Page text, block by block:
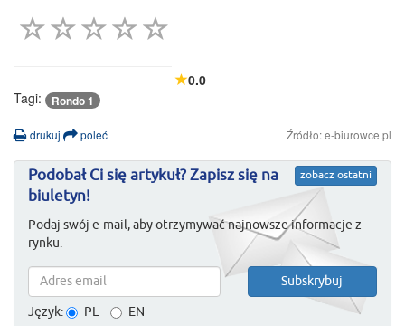
0.0
Tagi:
Rondo 1
drukuj poleć Źródło: e-biurowce.pl
zobacz ostatni
Podobał Ci się artykuł? Zapisz się na
biuletyn!
Podaj swój e-mail, aby otrzymywać najnowsze informacje z
rynku.
Język: PL EN